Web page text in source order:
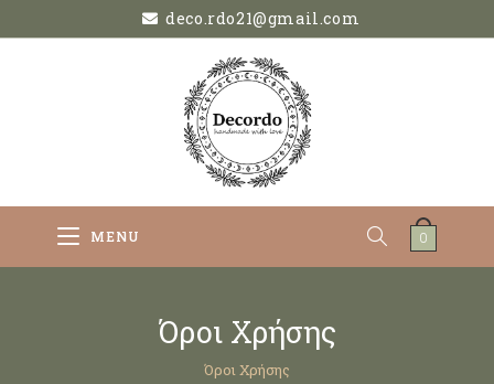
deco.rdo21@gmail.com
0
MENU
Όροι Χρήσης
Όροι Χρήσης